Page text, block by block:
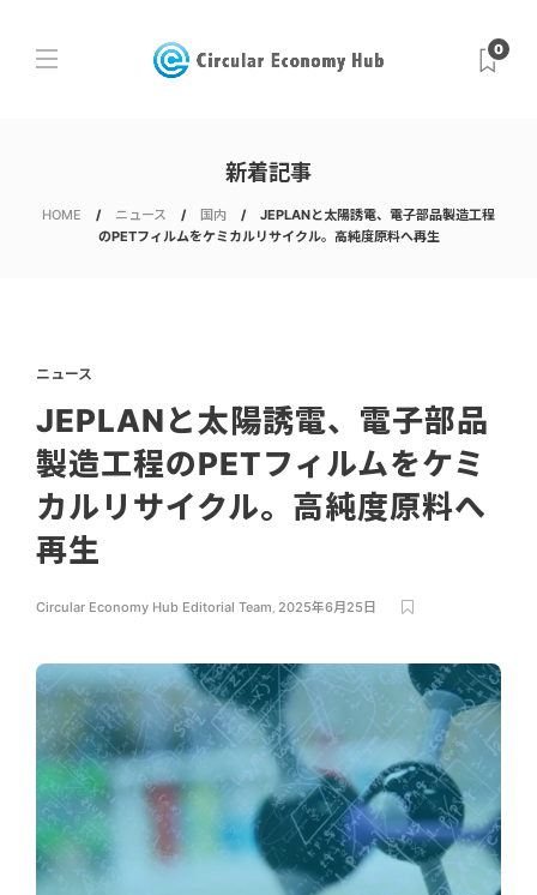
0
新着記事
HOME ニュース 国内
JEPLANと太陽誘電、電子部品製造工程
のPETフィルムをケミカルリサイクル。高純度原料へ再生
ニュース
JEPLANと太陽誘電、電子部品
製造工程のPETフィルムをケミ
カルリサイクル。高純度原料へ
再生
Circular Economy Hub Editorial Team, 2025年6月25日